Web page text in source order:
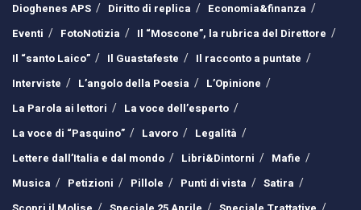
Dioghenes APS
Diritto di replica
Economia&finanza
Eventi
FotoNotizia
Il “Moscone”, la rubrica del Direttore
Il “santo Laico”
Il Guastafeste
Il racconto a puntate
Interviste
L’angolo della Poesia
L’Opinione
La Parola ai lettori
La voce dell’esperto
La voce di “Pasquino”
Lavoro
Legalità
Lettere dall’Italia e dal mondo
Libri&Dintorni
Mafie
Musica
Petizioni Pillole Punti di vista
Satira